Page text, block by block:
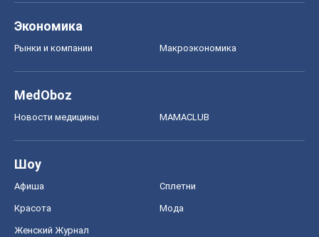
Экономика
Рынки и компании Mакроэкономика
MedOboz
Новости медицины MAMACLUB
Шоу
Афиша Сплетни
Красота Мода
Женский Журнал